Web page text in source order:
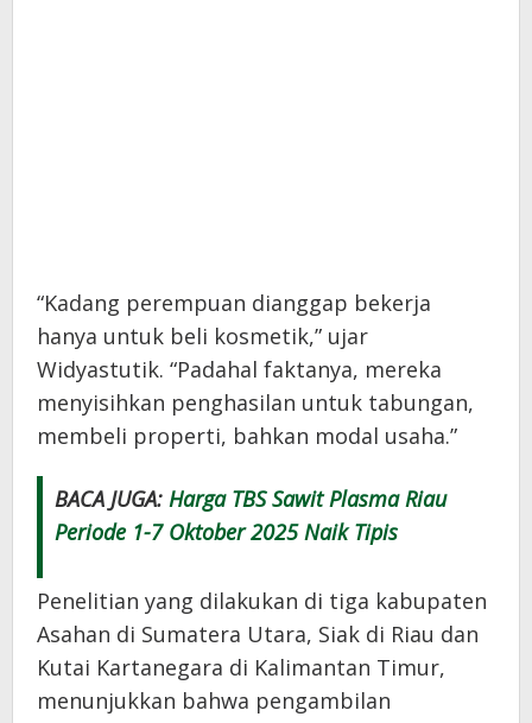
“Kadang perempuan dianggap bekerja
hanya untuk beli kosmetik,” ujar
Widyastutik. “Padahal faktanya, mereka
menyisihkan penghasilan untuk tabungan,
membeli properti, bahkan modal usaha.”
BACA JUGA: Harga TBS Sawit Plasma Riau
Periode 1-7 Oktober 2025 Naik Tipis
Penelitian yang dilakukan di tiga kabupaten
Asahan di Sumatera Utara, Siak di Riau dan
Kutai Kartanegara di Kalimantan Timur,
menunjukkan bahwa pengambilan